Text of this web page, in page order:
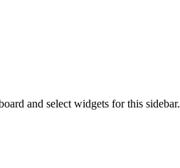
and select widgets for this sidebar.